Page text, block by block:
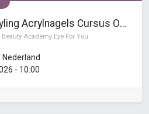
Nagelstyling Acrylnagels Cursus Opleiding (4 dagen)
Beauty Academy Eye For You
Nederland
- 10:00